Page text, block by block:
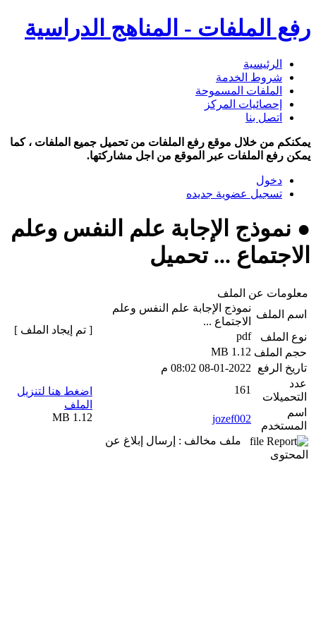
رفع الملفات - المناهج الدراسية
الرئيسية
شروط الخدمة
الملفات المسموحة
إحصائيات المركز
اتصل بنا
يمكنكم من خلال موقع رفع الملفات من تحميل جميع الملفات ، كما
يمكن رفع الملفات عبر الموقع من اجل مشاركتها.
دخول
تسجيل عضوية جديده
● نموذج الإجابة علم النفس وعلم
الاجتماع ... تحميل
معلومات عن الملف
اسم الملف
نموذج الإجابة علم النفس وعلم
الاجتماع ...
نوع الملف
pdf
حجم الملف 1.12 MB
تاريخ الرفع
08-01-2022 08:02 م
عدد
التحميلات
161
اسم
المستخدم
jozef002
ملف مخالف : إرسال إبلاغ عن
المحتوى
[ تم إيجاد الملف ]
اضغط هنا لتنزيل
الملف
1.12 MB